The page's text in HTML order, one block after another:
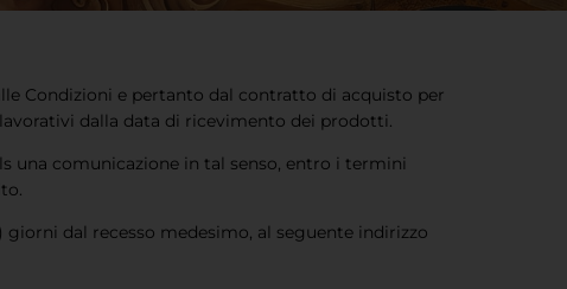
Condizioni e pertanto dal contratto di acquisto per
dalla data di ricevimento dei prodotti.
una comunicazione in tal senso, entro i termini
dal recesso medesimo, al seguente indirizzo